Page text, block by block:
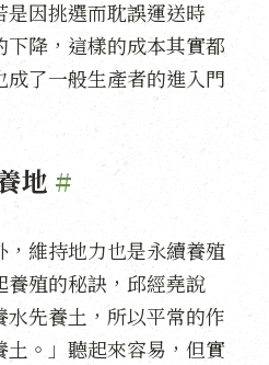
因挑選而耽誤運送時
降，這樣的成本其實都
了一般生產者的進入門
地 #
維持地力也是永續養殖
殖的秘訣，邱經堯說
先養土，所以平常的作
。」聽起來容易，但實